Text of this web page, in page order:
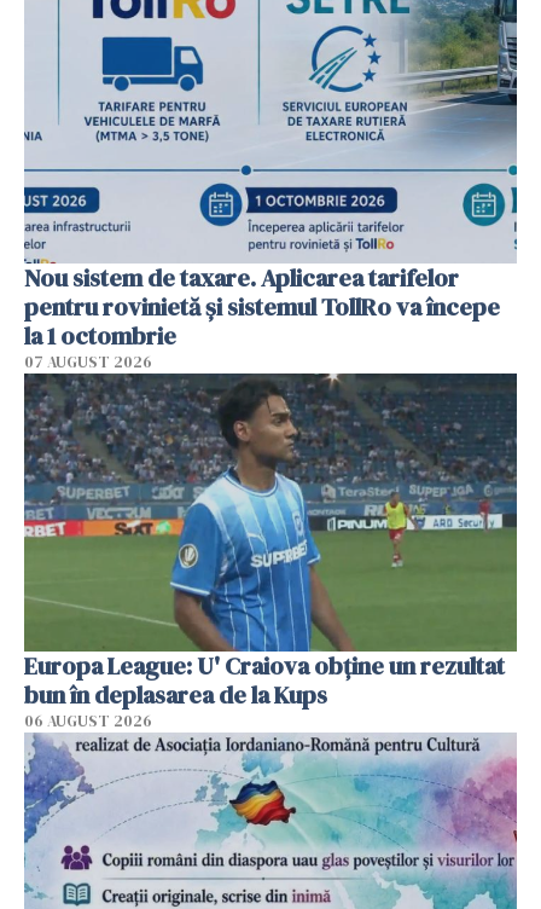
Nou sistem de taxare. Aplicarea tarifelor
pentru rovinietă şi sistemul TollRo va începe
la 1 octombrie
07 AUGUST 2026
Europa League: U' Craiova obține un rezultat
bun în deplasarea de la Kups
06 AUGUST 2026